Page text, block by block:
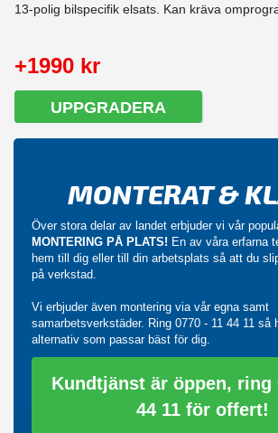
13-polig bilspecifik elsats. Kan kräva
+1990 kr
UPPGRADERA
MONTERAT &
Över stora delar av landet erbjuder vi vår
MONTERING PÅ PLATS! En av våra erfarna
hem till dig eller till din arbetsplats så att du
på verkstad.
Vi erbjuder även montering via vår egna samt
samarbetsverkstäder. Ring 0770 - 11 44 11 så
alternativ som passar bäst för dig.
Kundtjänst är öppen, ring
44 11 för offert!